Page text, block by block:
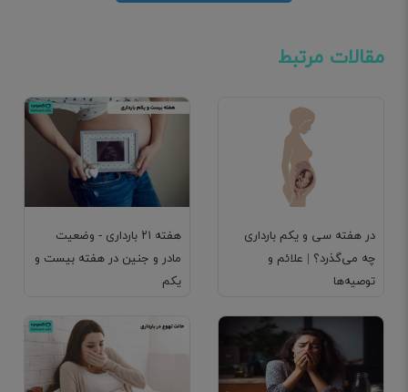
مقالات مرتبط
هفته ۲۱ بارداری - وضعیت
مادر و جنین در هفته بیست و
یکم
در هفته سی و یکم بارداری
چه می‌گذرد؟ | علائم و
توصیه‌ها